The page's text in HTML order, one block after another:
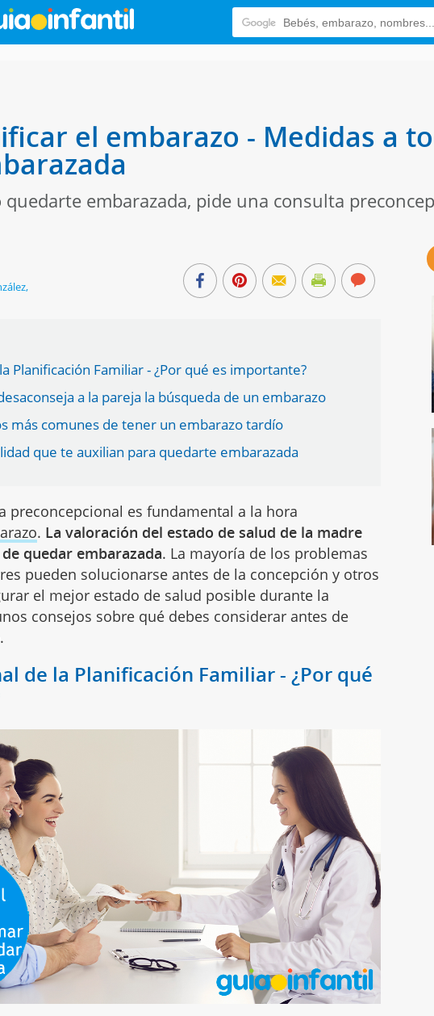
el embarazo - Medidas a
quedarte embarazada, pide una consulta
Planificación Familiar - ¿Por qué es importante?
a la pareja la búsqueda de un embarazo
más comunes de tener un embarazo tardío
que te auxilian para quedarte embarazada
preconcepcional es fundamental a la hora
. La valoración del estado de salud de la madre
quedar embarazada. La mayoría de los problemas
pueden solucionarse antes de la concepción y otros
el mejor estado de salud posible durante la
consejos sobre qué debes considerar antes de
de la Planificación Familiar - ¿Por qué